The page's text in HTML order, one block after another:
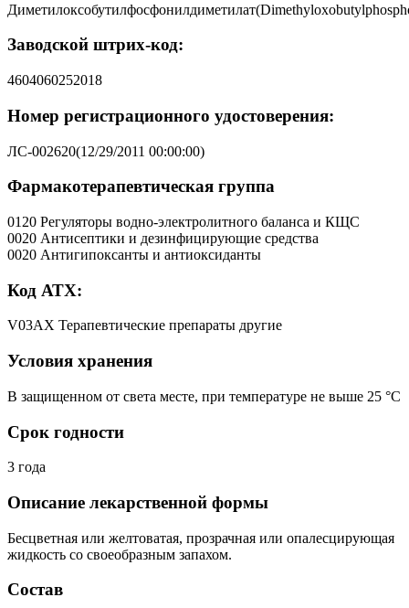
Заводской штрих-код:
4604060252018
Номер регистрационного удостоверения:
ЛС-002620(12/29/2011 00:00:00)
Фармакотерапевтическая группа
0120 Регуляторы водно-электролитного баланса и КЩС
0020 Антисептики и дезинфицирующие средства
0020 Антигипоксанты и антиоксиданты
Код АТХ:
V03AX Терапевтические препараты другие
Условия хранения
В защищенном от света месте, при температуре не выше 25 °C
Срок годности
3 года
Описание лекарственной формы
Бесцветная или желтоватая, прозрачная или опалесцирующая
жидкость со своеобразным запахом.
Состав